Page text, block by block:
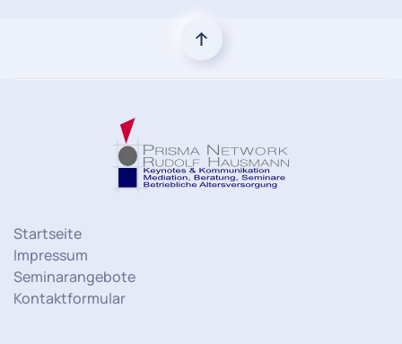
Startseite
Impressum
Seminarangebote
Kontaktformular